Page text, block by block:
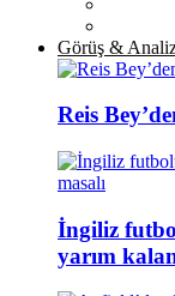
Görüş &
Reis
İngiliz
yarım